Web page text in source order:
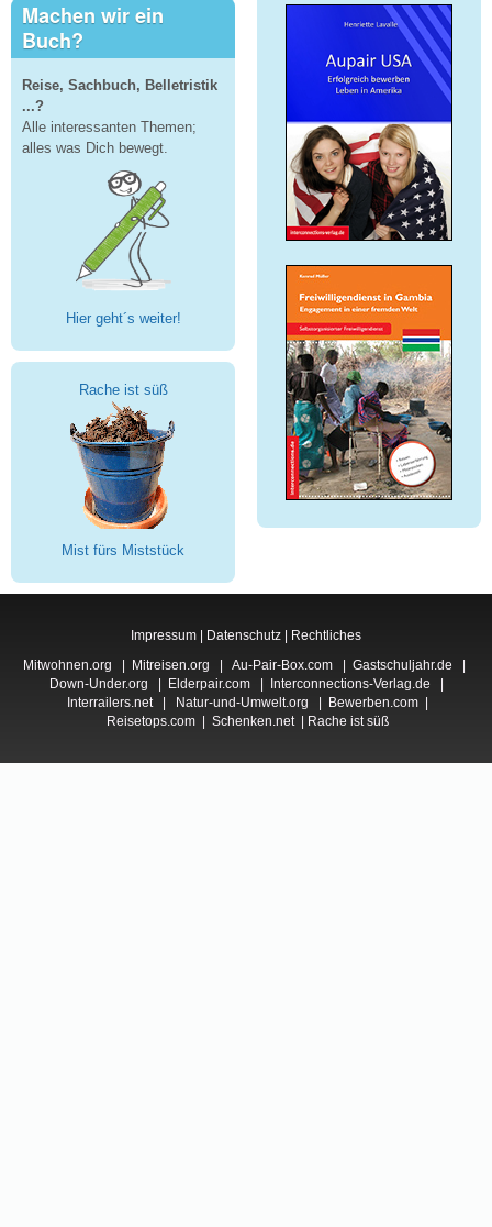
Machen wir ein
Buch?
Reise, Sachbuch, Belletristik
...?
Alle interessanten Themen;
alles was Dich bewegt.
Hier geht´s weiter!
Rache ist süß
Mist fürs Miststück
Impressum Datenschutz
Rechtliches
Mitwohnen.org | Mitreisen.org | Au-Pair-Box.com | Gastschuljahr.de |
Down-Under.org | Elderpair.com| Interconnections-Verlag.de |
Interrailers.net | Natur-und-Umwelt.org | Bewerben.com |
Reisetops.com | Schenken.net | Rache ist süß